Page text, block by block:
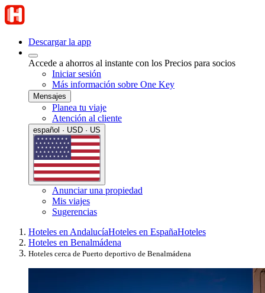
Descargar la app
Accede a ahorros al instante con los Precios para socios
Iniciar sesión
Más información sobre One Key
Mensajes
Planea tu viaje
Atención al cliente
español · USD · US
Anunciar una propiedad
Mis viajes
Sugerencias
Hoteles en AndalucíaHoteles en EspañaHoteles
Hoteles en Benalmádena
Hoteles cerca de Puerto deportivo de Benalmádena